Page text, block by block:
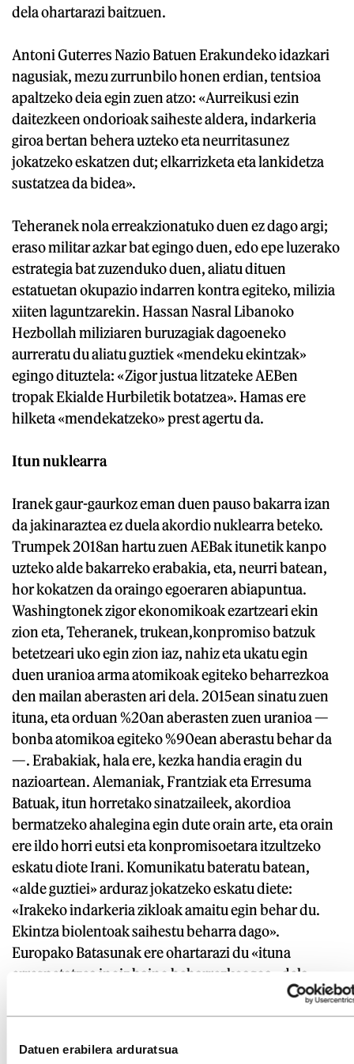
Datuen erabilera arduratsua
dela ohartarazi baitzuen.
Antoni Guterres Nazio Batuen Erakundeko idazkari
nagusiak, mezu zurrunbilo honen erdian, tentsioa
apaltzeko deia egin zuen atzo: «Aurreikusi ezin
daitezkeen ondorioak saiheste aldera, indarkeria
giroa bertan behera uzteko eta neurritasunez
jokatzeko eskatzen dut; elkarrizketa eta lankidetza
sustatzea da bidea».
Teheranek nola erreakzionatuko duen ez dago argi;
eraso militar azkar bat egingo duen, edo epe luzerako
estrategia bat zuzenduko duen, aliatu dituen
estatuetan okupazio indarren kontra egiteko, milizia
xiiten laguntzarekin. Hassan Nasral Libanoko
Hezbollah miliziaren buruzagiak dagoeneko
aurreratu du aliatu guztiek «mendeku ekintzak»
egingo dituztela: «Zigor justua litzateke AEBen
tropak Ekialde Hurbiletik botatzea». Hamas ere
hilketa «mendekatzeko» prest agertu da.
Itun nuklearra
Iranek gaur-gaurkoz eman duen pauso bakarra izan
da jakinaraztea ez duela akordio nuklearra beteko.
Trumpek 2018an hartu zuen AEBak itunetik kanpo
uzteko alde bakarreko erabakia, eta, neurri batean,
hor kokatzen da oraingo egoeraren abiapuntua.
Washingtonek zigor ekonomikoak ezartzeari ekin
zion eta, Teheranek, trukean,konpromiso batzuk
betetzeari uko egin zion iaz, nahiz eta ukatu egin
duen uranioa arma atomikoak egiteko beharrezkoa
den mailan aberasten ari dela. 2015ean sinatu zuen
ituna, eta orduan %20an aberasten zuen uranioa —
bonba atomikoa egiteko %90ean aberastu behar da
—. Erabakiak, hala ere, kezka handia eragin du
nazioartean. Alemaniak, Frantziak eta Erresuma
Batuak, itun horretako sinatzaileek, akordioa
bermatzeko ahalegina egin dute orain arte, eta orain
ere ildo horri eutsi eta konpromisoetara itzultzeko
eskatu diote Irani. Komunikatu bateratu batean,
«alde guztiei» arduraz jokatzeko eskatu diete:
«Irakeko indarkeria zikloak amaitu egin behar du.
Ekintza biolentoak saihestu beharra dago».
Europako Batasunak ere ohartarazi du «ituna
errespetatzea inoiz baino beharrezkoagoa» dela.
Irakek ere jada hartu ditu norabidea aldatzea ekar
babesarekin —sunitek eta kurduek kontra bozkatu